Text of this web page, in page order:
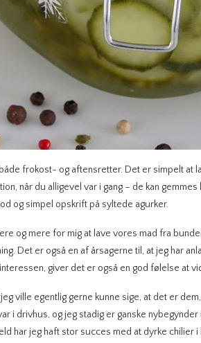
frokost- og aftensretter. Det er simpelt at
når du alligevel var i gang – de kan
og simpel opskrift på syltede agurker.
og mere for mig at lave vores mad fra
Det er også en af årsagerne til, at jeg har
giver det er også en god følelse at
ville egentlig gerne kunne sige, at det er
i drivhus, og jeg stadig er ganske
har jeg haft stor succes med at dyrke chilier